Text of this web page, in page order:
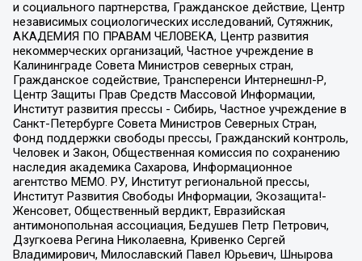
и социального партнерства, Гражданское действие, Центр
независимых социологических исследований, Сутяжник,
АКАДЕМИЯ ПО ПРАВАМ ЧЕЛОВЕКА, Центр развития
некоммерческих организаций, Частное учреждение в
Калининграде Совета Министров северных стран,
Гражданское содействие, Трансперенси Интернешнл-Р,
Центр Защиты Прав Средств Массовой Информации,
Институт развития прессы - Сибирь, Частное учреждение в
Санкт-Петербурге Совета Министров Северных Стран,
Фонд поддержки свободы прессы, Гражданский контроль,
Человек и Закон, Общественная комиссия по сохранению
наследия академика Сахарова, Информационное
агентство МЕМО. РУ, Институт региональной прессы,
Институт Развития Свободы Информации, Экозащита!-
Женсовет, Общественный вердикт, Евразийская
антимонопольная ассоциация, Бедушев Петр Петрович,
Дзугкоева Регина Николаевна, Кривенко Сергей
Владимирович, Милославский Павел Юрьевич, Шнырова